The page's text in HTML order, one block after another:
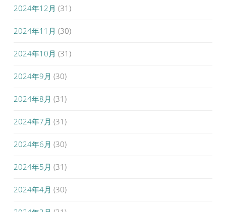
2024年12月 (31)
2024年11月 (30)
2024年10月 (31)
2024年9月 (30)
2024年8月 (31)
2024年7月 (31)
2024年6月 (30)
2024年5月 (31)
2024年4月 (30)